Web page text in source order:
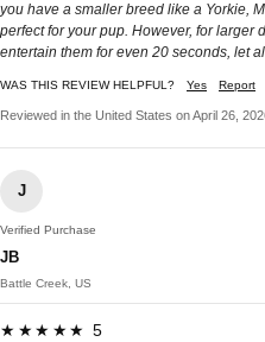
you have a smaller breed like a Yorkie,
perfect for your pup. However, for larger
entertain them for even 20 seconds, let
WAS THIS REVIEW HELPFUL? Yes Report
Reviewed in the United States on April 26,
J
Verified Purchase
JB
Battle Creek, US
★★★★★ 5